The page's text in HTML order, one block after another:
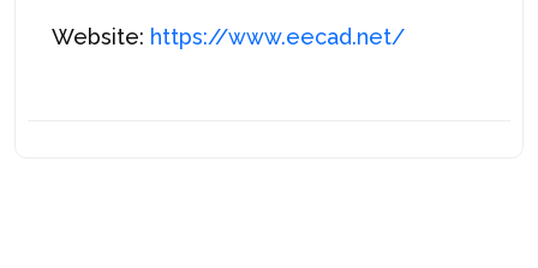
Website: https://www.eecad.net/